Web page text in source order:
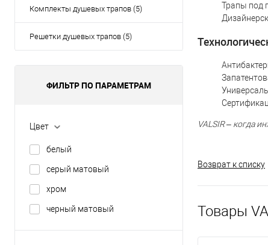
Комплекты душевых трапов (5)
Решетки душевых трапов (5)
ФИЛЬТР ПО ПАРАМЕТРАМ
Цвет
белый
серый матовый
хром
черный матовый
Трапы под
VALSIR – когда
Возврат к списку
Товары